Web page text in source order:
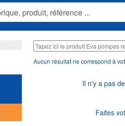
Aucun résultat ne correspond à
Il n'y a pas
Faites